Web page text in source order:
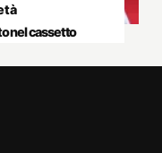
nel cassetto